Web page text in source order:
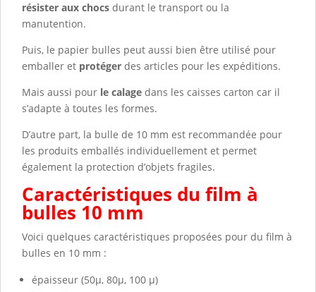
résister aux chocs durant le transport ou la
manutention.
Puis, le papier bulles peut aussi bien être utilisé pour
emballer et protéger des articles pour les expéditions.
Mais aussi pour le calage dans les caisses carton car il
s’adapte à toutes les formes.
D’autre part, la bulle de 10 mm est recommandée pour
les produits emballés individuellement et permet
également la protection d’objets fragiles.
Caractéristiques du film à
bulles 10 mm
Voici quelques caractéristiques proposées pour du film à
bulles en 10 mm :
épaisseur (50µ, 80µ, 100 µ)